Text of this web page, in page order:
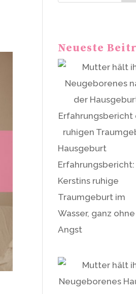
Neueste
Hausgeburt
Erfahrungsbericht:
Kerstins ruhige
Traumgeburt im
Wasser, ganz ohne
Angst